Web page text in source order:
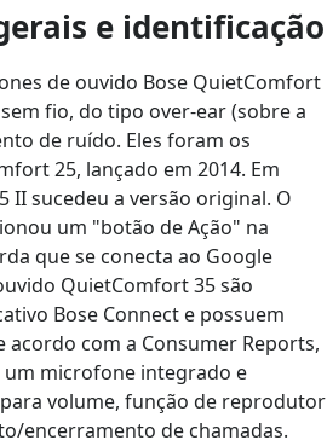
e identificação
de ouvido Bose QuietComfort
fio, do tipo over-ear (sobre a
de ruído. Eles foram os
25, lançado em 2014. Em
II sucedeu a versão original. O
um "botão de Ação" na
que se conecta ao Google
QuietComfort 35 são
Bose Connect e possuem
acordo com a Consumer Reports,
microfone integrado e
volume, função de reprodutor
encerramento de chamadas.